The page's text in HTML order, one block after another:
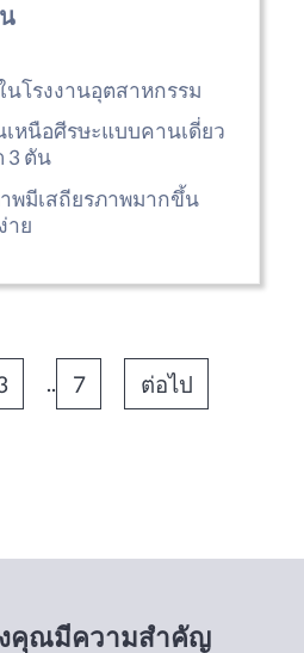
นโรงงานอุตสาหกรรม
หนือศีรษะแบบคานเดี่ยว
3 ตัน
พมีเสถียรภาพมากขึ้น
าย
.. 7 ต่อไป
คุณมีความสำคัญ